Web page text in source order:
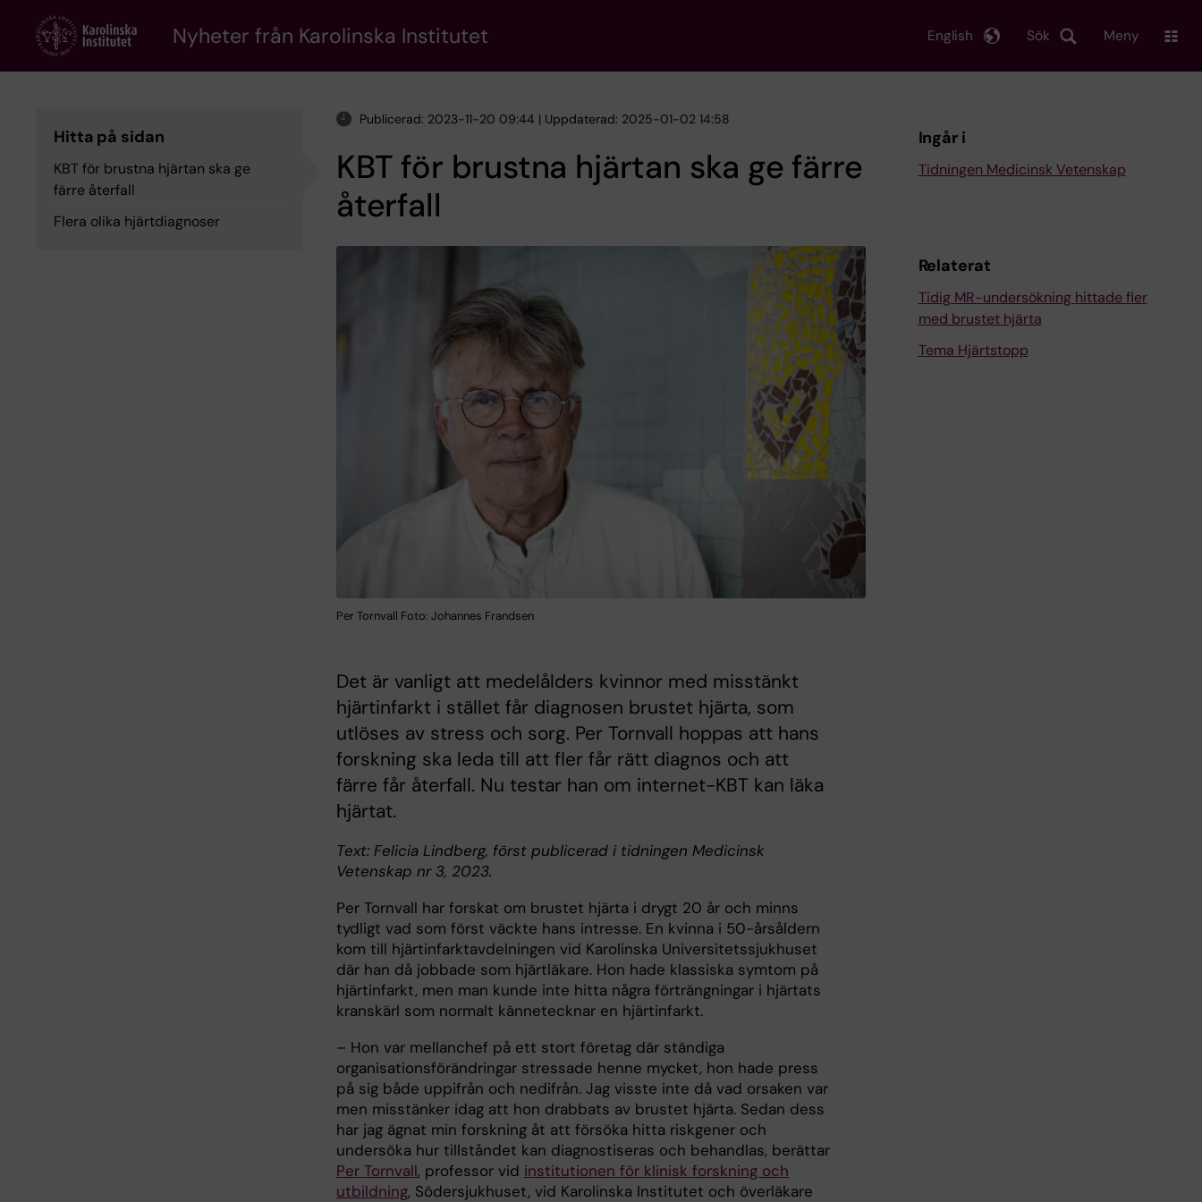
content
Nyheter från Karolinska Institutet Sök
English Meny
Hitta på sidan
KBT för brustna hjärtan ska ge
färre återfall
Flera olika hjärtdiagnoser
Publicerad: 2023-11-20 09:44 | Uppdaterad: 2025-01-02 14:58
KBT för brustna hjärtan ska ge färre
återfall
Per Tornvall Foto: Johannes Frandsen
Det är vanligt att medelålders kvinnor med misstänkt
hjärtinfarkt i stället får diagnosen brustet hjärta, som
utlöses av stress och sorg. Per Tornvall hoppas att hans
forskning ska leda till att fler får rätt diagnos och att
färre får återfall. Nu testar han om internet-KBT kan läka
hjärtat.
Text: Felicia Lindberg, först publicerad i tidningen Medicinsk
Vetenskap nr 3, 2023.
Per Tornvall har forskat om brustet hjärta i drygt 20 år och minns
tydligt vad som först väckte hans intresse. En kvinna i 50-årsåldern
kom till hjärtinfarktavdelningen vid Karolinska Universitetssjukhuset
där han då jobbade som hjärtläkare. Hon hade klassiska symtom på
hjärtinfarkt, men man kunde inte hitta några förträngningar i hjärtats
kranskärl som normalt kännetecknar en hjärtinfarkt.
– Hon var mellanchef på ett stort företag där ständiga
organisationsförändringar stressade henne mycket, hon hade press
på sig både uppifrån och nedifrån. Jag visste inte då vad orsaken var
men misstänker idag att hon drabbats av brustet hjärta. Sedan dess
har jag ägnat min forskning åt att försöka hitta riskgener och
undersöka hur tillståndet kan diagnostiseras och behandlas, berättar
Per Tornvall, professor vid institutionen för klinisk forskning och
utbildning, Södersjukhuset, vid Karolinska Institutet och överläkare
Ingår i
Tidningen Medicinsk Vetenskap
Relaterat
Tidig MR-undersökning hittade fler
med brustet hjärta
Tema Hjärtstopp